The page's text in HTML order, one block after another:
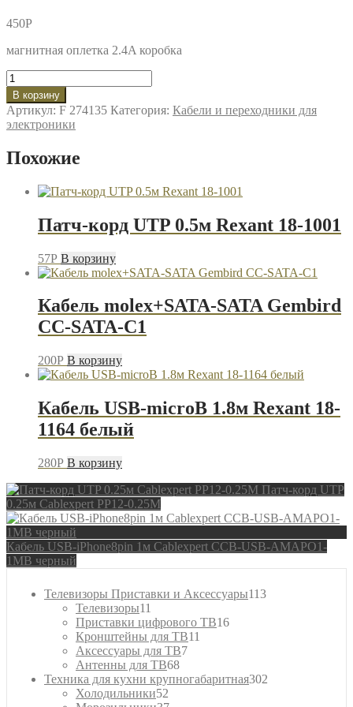
450P
магнитная оплетка 2.4A коробка
Количество
товара
Кабель
USB-
microB
LDNIO
черный
В корзину
Артикул: F 274135 Категория: Кабели и переходники для
электроники
Похожие
Патч-корд UTP 0.5м Rexant 18-1001
57P В корзину
Кабель molex+SATA-SATA Gembird
CC-SATA-C1
200P В корзину
Кабель USB-microB 1.8м Rexant 18-
1164 белый
280P В корзину
Патч-корд UTP
0.25м Cablexpert PP12-0.25M
Кабель USB-iPhone8pin 1м Cablexpert CCB-USB-AMAPO1-
1MB черный
Телевизоры Приставки и Аксессуары113113
Телевизоры11
товаров
Приставки цифрового ТВ1616
Кронштейны для ТВ11
Аксессуары для ТВ77
Антенны для ТВ6868
товаров
Техника для кухни крупногабаритная302
Холодильники52